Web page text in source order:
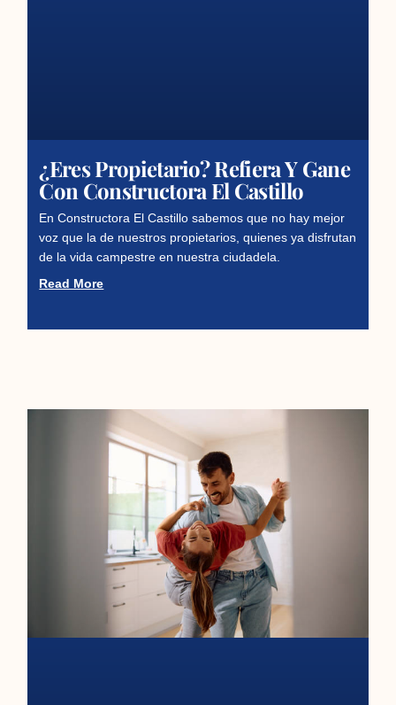
¿Eres Propietario? Refiera Y Gane
Con Constructora El Castillo
En Constructora El Castillo sabemos que no hay mejor
voz que la de nuestros propietarios, quienes ya disfrutan
de la vida campestre en nuestra ciudadela.
Read More